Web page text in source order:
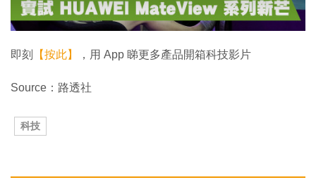
即刻 【按此】 ，用 App 睇更多產品開箱科技影片
Source：路透社
科技